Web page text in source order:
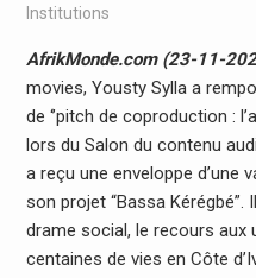
Institutions
AfrikMonde.com (23-11-
movies, Yousty Sylla a
de ‘’pitch de coproduction :
lors du Salon du contenu
a reçu une enveloppe d’une
son projet “Bassa Kérégbé”.
drame social, le recours aux
centaines de vies en Côte